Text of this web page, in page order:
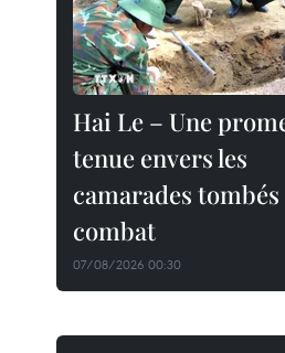
Hai Le – Une
tenue envers les
camarades tombés
combat
07/08/2026 00:30